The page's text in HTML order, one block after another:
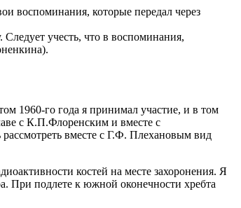
воспоминания, которые передал через
учесть, что в воспоминания,
1960-го года я принимал участие, и в том
с К.П.Флоренским и вместе с
вместе с Г.Ф. Плехановым вид
костей на месте захоронения. Я
При подлете к южной оконечности хребта